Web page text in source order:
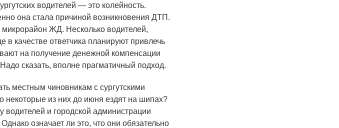
водителей — это колейность.
она стала причиной возникновения ДТП.
ЖД. Несколько водителей,
в качестве ответчика планируют привлечь
на получение денежной компенсации
сказать, вполне прагматичный подход.
местным чиновникам с сургутскими
некоторые из них до июня ездят на шипах?
и городской администрации
означает ли это, что они обязательно